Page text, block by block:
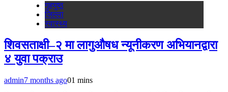
गृहपुष्‍ठ
जिल्ला
स्वास्थ्य
शिवसताक्षी–२ मा लागुऔषध न्यूनीकरण अभियानद्वारा
४ युवा पक्राउ
admin7 months ago01 mins